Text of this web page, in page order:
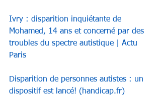
Ivry : disparition inquiétante de
Mohamed, 14 ans et concerné par des
troubles du spectre autistique | Actu
Paris
Disparition de personnes autistes : un
dispositif est lancé! ( handicap.fr)